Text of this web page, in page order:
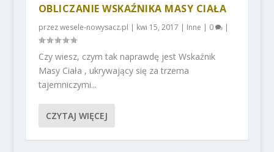
OBLICZANIE WSKAŹNIKA MASY CIAŁA
przezwesele-nowysacz.pl | kwi 15, 2017 | Inne | 0 |
Czy wiesz, czym tak naprawdę jest Wskaźnik
Masy Ciała , ukrywający się za trzema
tajemniczymi...
CZYTAJ WIĘCEJ